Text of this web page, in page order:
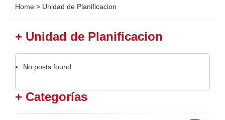
Home > Unidad de Planificacion
+ Unidad de Planificacion
No posts found
+ Categorías